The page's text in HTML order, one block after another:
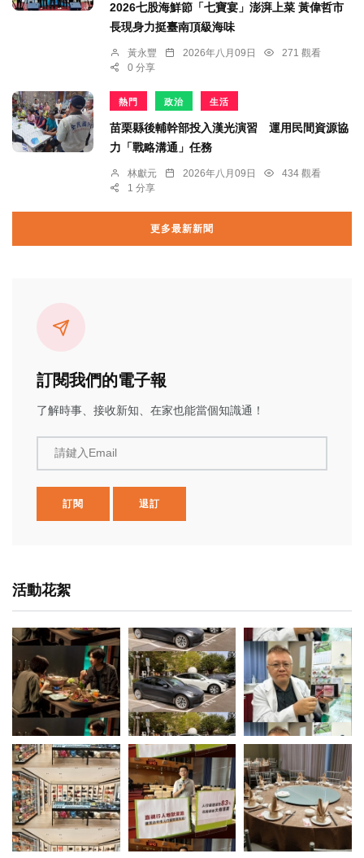
2026七股海鮮節「七寶宴」澎湃上菜 黃偉哲市
長現身力挺臺南頂級海味
黃永豐 2026年八月09日
271 觀看
0 分享
熱門 政治 生活
苗栗縣後輔幹部投入漢光演習 運用民間資源協
力「戰略溝通」任務
林獻元 2026年八月09日
434 觀看
1 分享
更多最新新聞
訂閱我們的電子報
了解時事、接收新知、在家也能當個知識通！
請鍵入Email
訂閱 退訂
活動花絮